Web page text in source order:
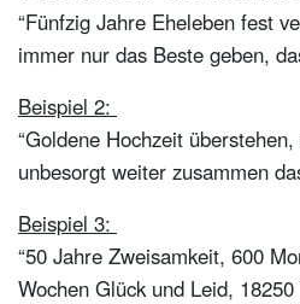
“Fünfzig Jahre Eheleben fest
immer nur das Beste geben,
Beispiel 2:
“Goldene Hochzeit
unbesorgt weiter zusammen
Beispiel 3:
“50 Jahre Zweisamkeit, 600
Wochen Glück und Leid,